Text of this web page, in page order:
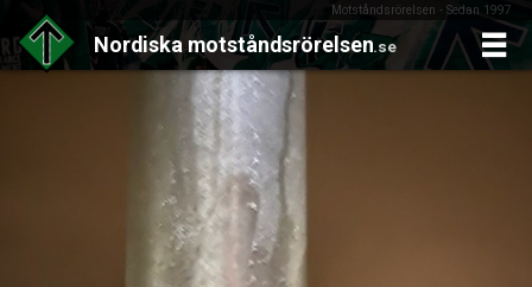
Motståndsrörelsen - Sedan 1997
Nordiska motståndsrörelsen.se
Skip